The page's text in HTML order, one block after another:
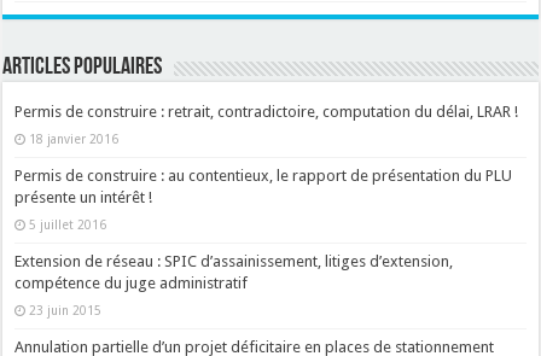
ARTICLES POPULAIRES
Permis de construire : retrait, contradictoire, computation du délai, LRAR !
18 janvier 2016
Permis de construire : au contentieux, le rapport de présentation du PLU
présente un intérêt !
5 juillet 2016
Extension de réseau : SPIC d’assainissement, litiges d’extension,
compétence du juge administratif
23 juin 2015
Annulation partielle d’un projet déficitaire en places de stationnement